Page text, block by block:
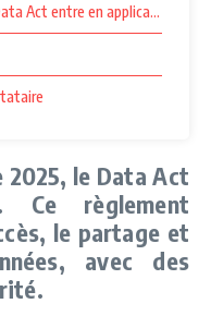
Act entre en application. Ce
le Data Act
Ce règlement
le partage et
avec des